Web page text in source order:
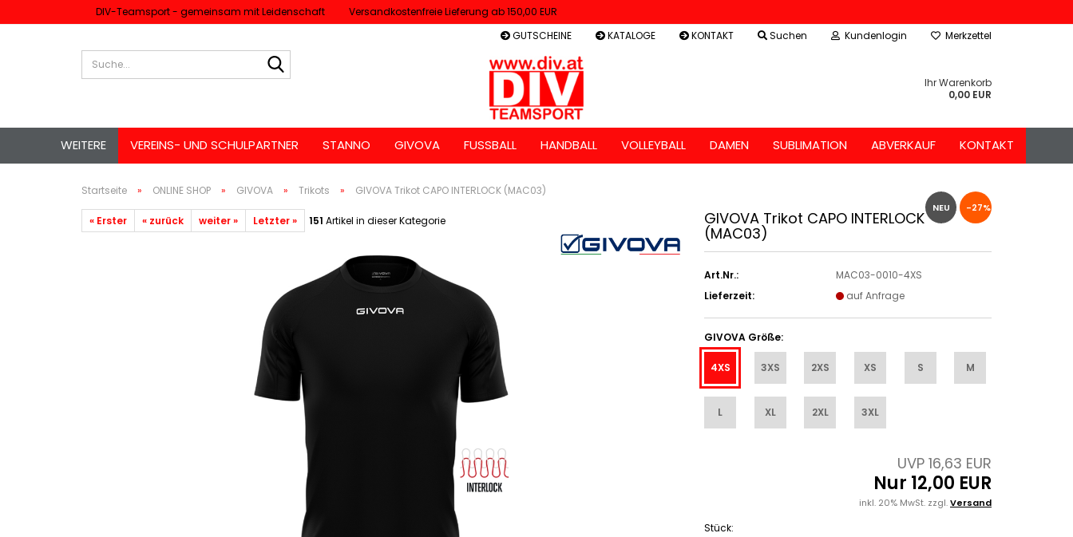
DIV-Teamsport - gemeinsam mit Leidenschaft
Versandkostenfreie Lieferung ab 150,00 EUR
GUTSCHEINE
KATALOGE KONTAKT Suchen Kundenlogin
Merkzettel
Ihr Warenkorb
0,00 EUR
VEREINS- UND SCHULPARTNER STANNO GIVOVA FUSSBALL HANDBALL VOLLEYBALL DAMEN SUBLIMATION ABVERKAUF KONTAKT
WEITERE
Startseite » ONLINE SHOP » GIVOVA » Trikots » GIVOVA Trikot CAPO INTERLOCK (MAC03)
« Erster « zurück weiter » Letzter » 151 Artikel in dieser Kategorie
NEU -27%
GIVOVA Trikot CAPO INTERLOCK
(MAC03)
Art.Nr.:
MAC03-0010-4XS
Lieferzeit:
auf Anfrage
GIVOVA Größe:
4XS 3XS 2XS XS S M
L XL 2XL 3XL
UVP 16,63 EUR
Nur 12,00 EUR
inkl. 20% MwSt. zzgl.Versand
Stück: